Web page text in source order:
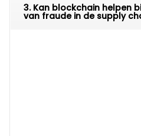
3. Kan blockchain helpen
van fraude in de supply